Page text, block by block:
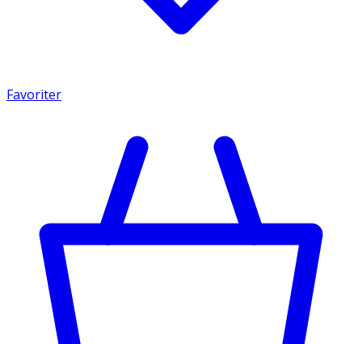
Favoriter